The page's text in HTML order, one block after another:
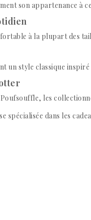
son appartenance à
à la plupart des
un style classique
les
spécialisée dans les